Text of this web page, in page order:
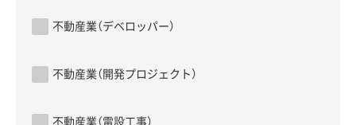
不動産業（デベロッパー）
不動産業（開発プロジェクト）
不動産業（電設工事）